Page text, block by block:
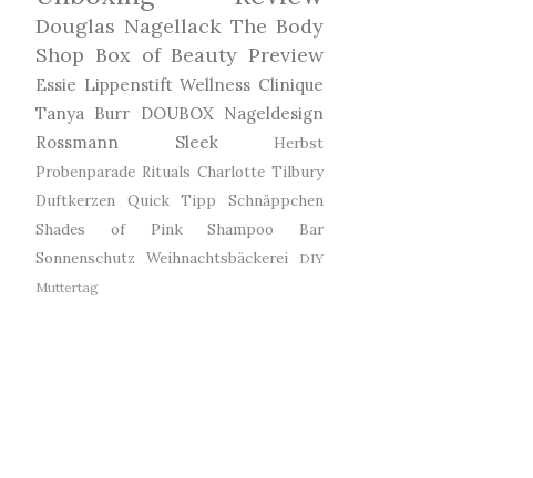
Douglas Nagellack The Body
Shop Box of Beauty Preview
Essie Lippenstift Wellness Clinique
Tanya Burr DOUBOX Nageldesign
Rossmann
Sleek
Herbst
Probenparade Rituals Charlotte Tilbury
Duftkerzen
Quick Tipp
Schnäppchen
Shades of Pink
Shampoo Bar
Sonnenschutz
Weihnachtsbäckerei
DIY
Muttertag